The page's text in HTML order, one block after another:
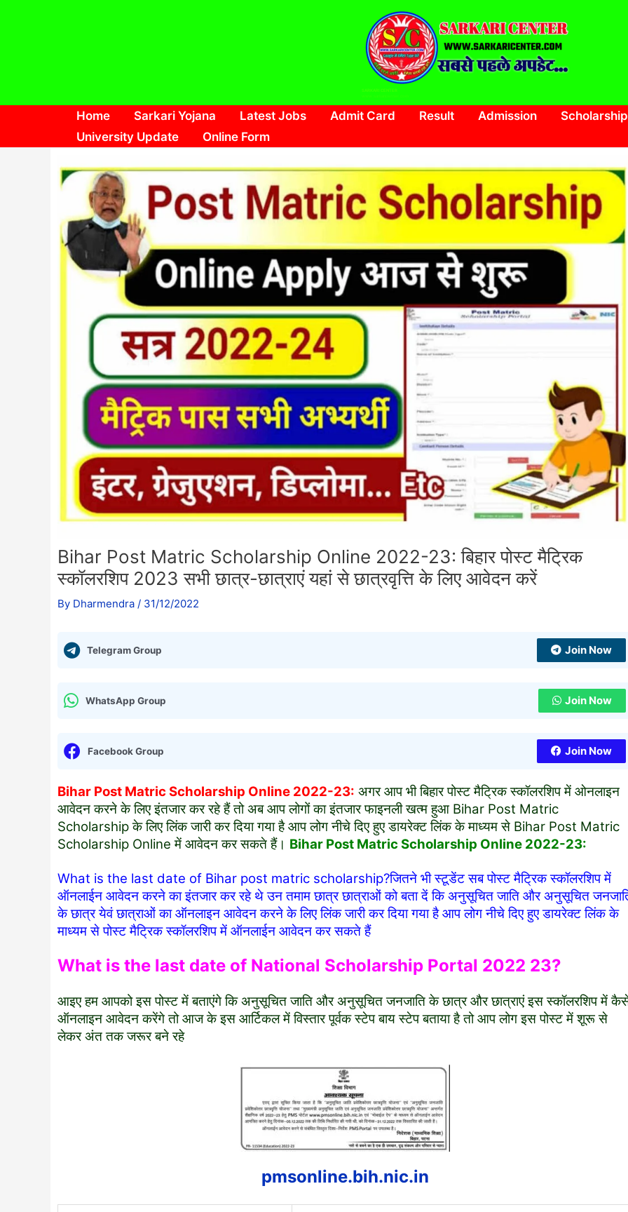
SARKARI CENTER
Home Sarkari Yojana Latest Jobs Admit Card Result Admission
Scholarship
University Update
Online Form
Bihar Post Matric Scholarship Online 2022-23: बिहार पोस्ट मैट्रिक
स्कॉलरशिप 2023 सभी छात्र-छात्राएं यहां से छात्रवृत्ति के लिए आवेदन करें
By Dharmendra / 31/12/2022
Telegram Group Join Now
WhatsApp Group Join Now
Facebook Group Join Now
Bihar Post Matric Scholarship Online 2022-23: अगर आप भी बिहार पोस्ट मैट्रिक स्कॉलरशिप में ओनलाइन
आवेदन करने के लिए इंतजार कर रहे हैं तो अब आप लोगों का इंतजार फाइनली खत्म हुआ Bihar Post Matric
Scholarship के लिए लिंक जारी कर दिया गया है आप लोग नीचे दिए हुए डायरेक्ट लिंक के माध्यम से Bihar Post Matric
Scholarship Online में आवेदन कर सकते हैं। Bihar Post Matric Scholarship Online 2022-23:
What is the last date of Bihar post matric scholarship?जितने भी स्टूडेंट सब पोस्ट मैट्रिक स्कॉलरशिप में
ऑनलाईन आवेदन करने का इंतजार कर रहे थे उन तमाम छात्र छात्राओं को बता दें कि अनुसूचित जाति और अनुसूचित
के छात्र येवं छात्राओं का ऑनलाइन आवेदन करने के लिए लिंक जारी कर दिया गया है आप लोग नीचे दिए हुए डायरेक्ट लिंक के
माध्यम से पोस्ट मैट्रिक स्कॉलरशिप में ऑनलाईन आवेदन कर सकते हैं
What is the last date of National Scholarship Portal 2022 23?
आइए हम आपको इस पोस्ट में बताएंगे कि अनुसूचित जाति और अनुसूचित जनजाति के छात्र और छात्राएं इस स्कॉलरशिप में
ऑनलाइन आवेदन करेंगे तो आज के इस आर्टिकल में विस्तार पूर्वक स्टेप बाय स्टेप बताया है तो आप लोग इस पोस्ट में शूरू से
लेकर अंत तक जरूर बने रहे
pmsonline.bih.nic.in